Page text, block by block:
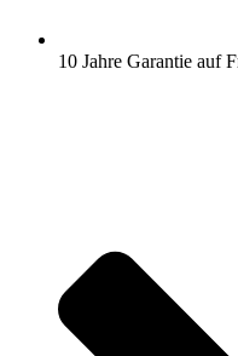
10 Jahre Garantie auf